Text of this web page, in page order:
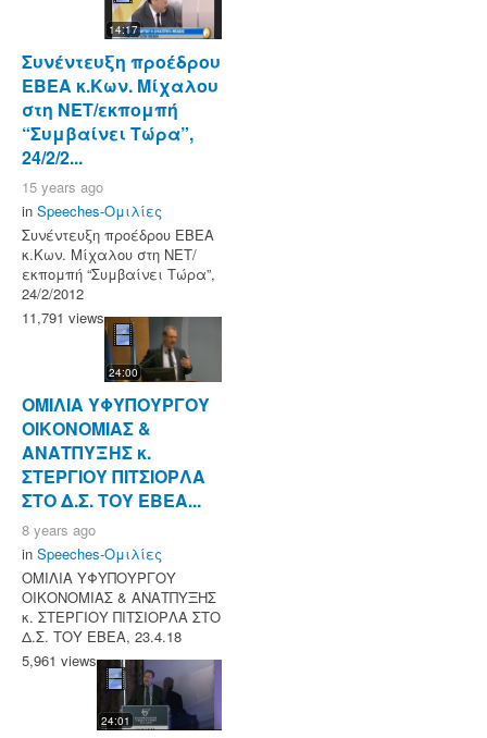
14:17
Συνέντευξη προέδρου
ΕΒΕΑ κ.Κων. Μίχαλου
στη ΝΕΤ/εκπομπή
“Συμβαίνει Τώρα”,
24/2/2...
15 years ago
in Speeches-Ομιλίες
Συνέντευξη προέδρου ΕΒΕΑ
κ.Κων. Μίχαλου στη ΝΕΤ/
εκπομπή “Συμβαίνει Τώρα”,
24/2/2012
11,791 views
24:00
ΟΜΙΛΙΑ ΥΦΥΠΟΥΡΓΟΥ
ΟΙΚΟΝΟΜΙΑΣ &
ΑΝΑΤΠΥΞΗΣ κ.
ΣΤΕΡΓΙΟΥ ΠΙΤΣΙΟΡΛΑ
ΣΤΟ Δ.Σ. ΤΟΥ ΕΒΕΑ...
8 years ago
in Speeches-Ομιλίες
ΟΜΙΛΙΑ ΥΦΥΠΟΥΡΓΟΥ
ΟΙΚΟΝΟΜΙΑΣ & ΑΝΑΤΠΥΞΗΣ
κ. ΣΤΕΡΓΙΟΥ ΠΙΤΣΙΟΡΛΑ ΣΤΟ
Δ.Σ. ΤΟΥ ΕΒΕΑ, 23.4.18
5,961 views
24:01